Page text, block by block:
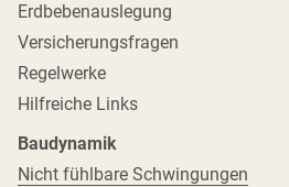
Erdbebenauslegung
Versicherungsfragen
Regelwerke
Hilfreiche Links
Baudynamik
Nicht fühlbare Schwingungen